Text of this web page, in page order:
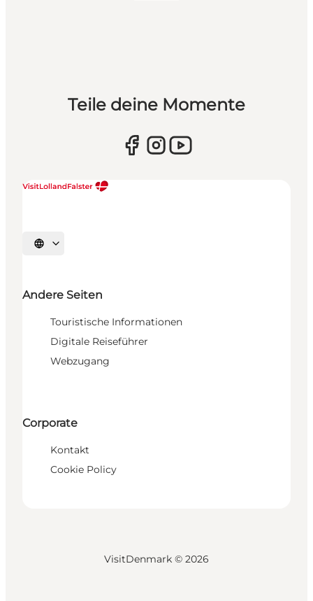
Teile deine Momente
Sprache auswählen
Andere Seiten
Touristische Informationen
Digitale Reiseführer
Webzugang
Corporate
Kontakt
Cookie Policy
VisitDenmark © 2026